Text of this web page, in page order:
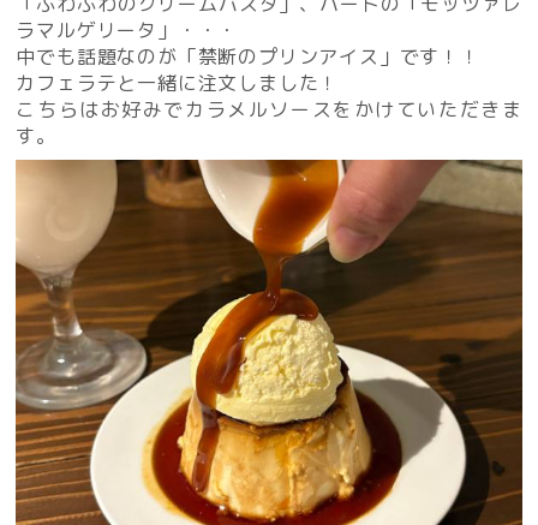
ラマルゲリータ」・・・
中でも話題なのが「禁断のプリンアイス」です！！
カフェラテと一緒に注文しました！
こちらはお好みでカラメルソースをかけていただきま
す。